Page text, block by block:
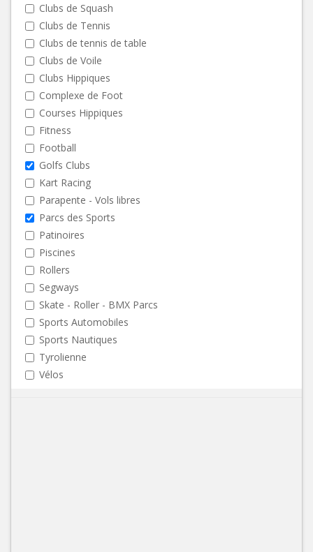
Clubs de Squash
Clubs de Tennis
Clubs de tennis de table
Clubs de Voile
Clubs Hippiques
Complexe de Foot
Courses Hippiques
Fitness
Football
Golfs Clubs
Kart Racing
Parapente - Vols libres
Parcs des Sports
Patinoires
Piscines
Rollers
Segways
Skate - Roller - BMX Parcs
Sports Automobiles
Sports Nautiques
Tyrolienne
Vélos